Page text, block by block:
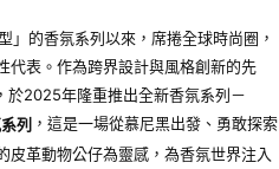
的香氛系列以來，席捲全球時尚圈，
代表。作為跨界設計與風格創新的先
2025年隆重推出全新香氛系列－
列 ，這是一場從慕尼黑出發、勇敢探索
皮革動物公仔為靈感，為香氛世界注入